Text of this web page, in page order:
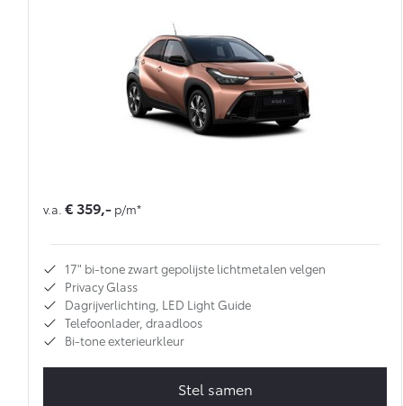
v.a. € 359,- p/m*
17" bi-tone zwart gepolijste lichtmetalen velgen
Privacy Glass
Dagrijverlichting, LED Light Guide
Telefoonlader, draadloos
Bi-tone exterieurkleur
Stel samen